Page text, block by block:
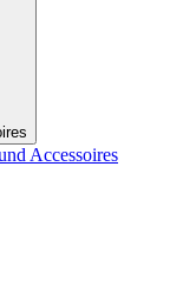
Accessoires